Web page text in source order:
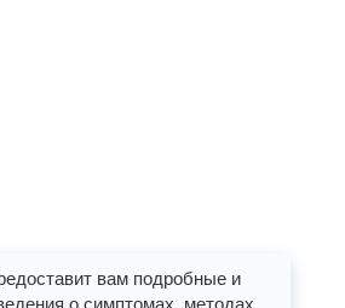
вам подробные и
о симптомах, методах